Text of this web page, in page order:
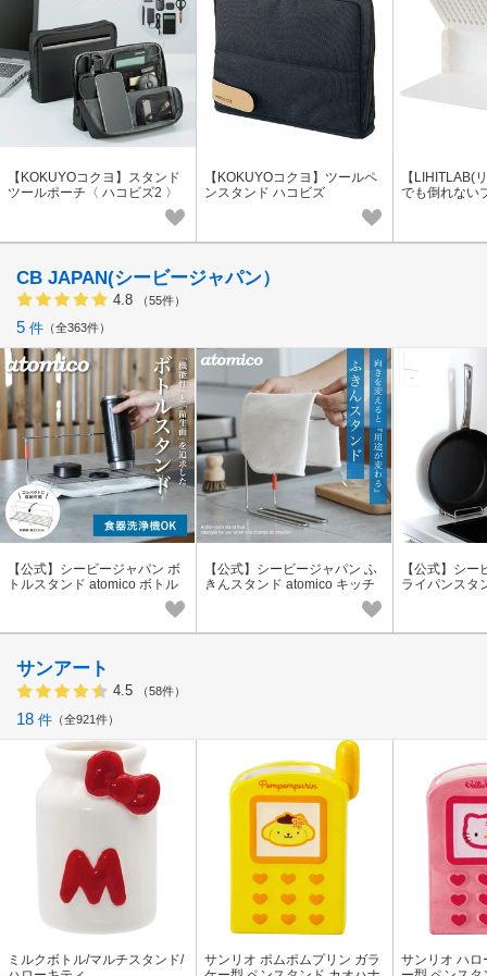
【KOKUYOコクヨ】スタンド
ツールポーチ〈 ハコビズ2 〉
【KOKUYOコクヨ】ツールペ
ンスタンド ハコビズ
【LIHITLAB(
でも倒れない
CB JAPAN(シービージャパン）
4.8 （55件）
5 件 全363件
【公式】シービージャパン ボ
トルスタンド atomico ボトル
【公式】シービージャパン ふ
きんスタンド atomico キッチ
【公式】シ
ライパンスタ
サンアート
4.5 （58件）
18 件 全921件
ミルクボトル/マルチスタンド/
サンリオ ポムポムプリン ガラ
サンリオ ハロ